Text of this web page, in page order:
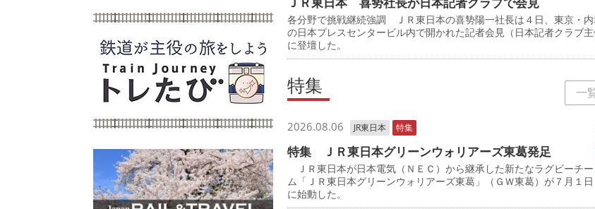
各分野で挑戦継続強調 ＪＲ東日本の喜㔟陽一社長は４日、東京・
の日本プレスセンタービル内で開かれた記者会見（日本記者クラブ主
に登壇した。
特集 一
2026.08.06 JR東日本 特集
特集 ＪＲ東日本グリーンウォリアーズ東葛発足
ＪＲ東日本が日本電気（ＮＥＣ）から継承した新たなラグビーチー
ム「ＪＲ東日本グリーンウォリアーズ東葛」（ＧＷ東葛）が７月１日
に始動した。